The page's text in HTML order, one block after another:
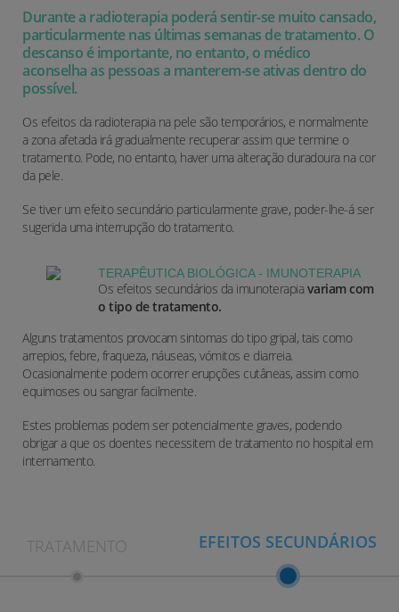
Durante a radioterapia poderá sentir-se muito cansado,
particularmente nas últimas semanas de tratamento. O
descanso é importante, no entanto, o médico
aconselha as pessoas a manterem-se ativas dentro do
possível.
Os efeitos da radioterapia na pele são temporários, e normalmente
a zona afetada irá gradualmente recuperar assim que termine o
tratamento. Pode, no entanto, haver uma alteração duradoura na cor
da pele.
Se tiver um efeito secundário particularmente grave, poder-lhe-á ser
sugerida uma interrupção do tratamento.
TERAPÊUTICA BIOLÓGICA - IMUNOTERAPIA
Os efeitos secundários da imunoterapiavariam com
o tipo de tratamento.
Alguns tratamentos provocam sintomas do tipo gripal, tais como
arrepios, febre, fraqueza, náuseas, vómitos e diarreia.
Ocasionalmente podem ocorrer erupções cutâneas, assim como
equimoses ou sangrar facilmente.
Estes problemas podem ser potencialmente graves, podendo
obrigar a que os doentes necessitem de tratamento no hospital em
internamento.
TRATAMENTO EFEITOS SECUNDÁRIOS